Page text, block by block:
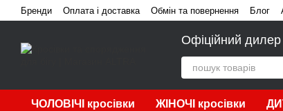
Перейти до основного контенту
Бренди Оплата і доставка Обмін та повернення Блог
Офіційний
ЧОЛОВІЧІ кросівки ЖІНОЧІ кросівки